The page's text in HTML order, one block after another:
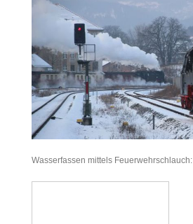
Wasserfassen mittels Feuerwehrschlauch: